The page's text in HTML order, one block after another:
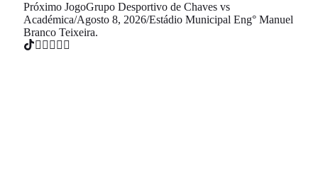
Próximo JogoGrupo Desportivo de Chaves vs
Académica/Agosto 8, 2026/Estádio Municipal Eng° Manuel
Branco Teixeira.